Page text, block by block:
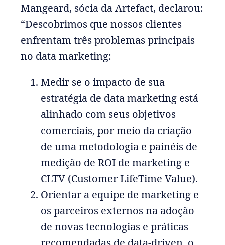
Mangeard, sócia da Artefact, declarou:
“Descobrimos que nossos clientes
enfrentam três problemas principais
no data marketing:
Medir se o impacto de sua
estratégia de data marketing está
alinhado com seus objetivos
comerciais, por meio da criação
de uma metodologia e painéis de
medição de ROI de marketing e
CLTV (Customer LifeTime Value).
Orientar a equipe de marketing e
os parceiros externos na adoção
de novas tecnologias e práticas